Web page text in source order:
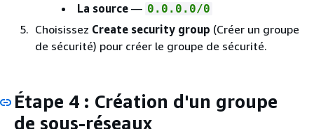
La source — 0.0.0.0/0
Choisissez Create security group (Créer un groupe
de sécurité) pour créer le groupe de sécurité.
Étape 4 : Création d'un groupe
de sous-réseaux